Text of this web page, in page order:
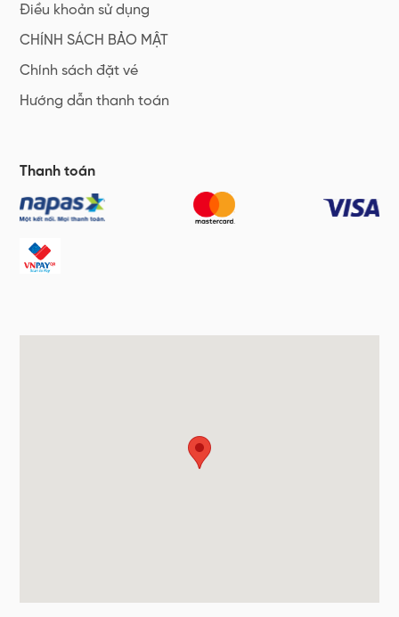
Điều khoản sử dụng
CHÍNH SÁCH BẢO MẬT
Chính sách đặt vé
Hướng dẫn thanh toán
Thanh toán